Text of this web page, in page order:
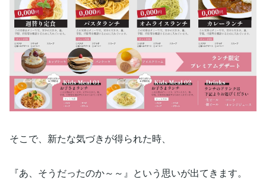
そこで、新たな気づきが得られた時、
『あ、そうだったのか～～』という思いが出てきます。